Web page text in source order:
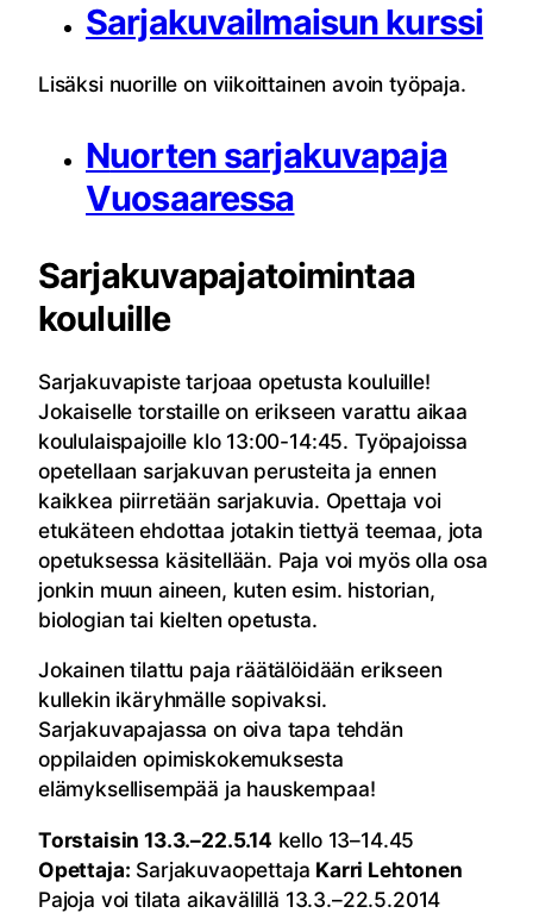
Sarjakuvailmaisun kurssi
Lisäksi nuorille on viikoittainen avoin työpaja.
Nuorten sarjakuvapaja
Vuosaaressa
Sarjakuvapajatoimintaa
kouluille
Sarjakuvapiste tarjoaa opetusta kouluille!
Jokaiselle torstaille on erikseen varattu aikaa
koululaispajoille klo 13:00-14:45. Työpajoissa
opetellaan sarjakuvan perusteita ja ennen
kaikkea piirretään sarjakuvia. Opettaja voi
etukäteen ehdottaa jotakin tiettyä teemaa, jota
opetuksessa käsitellään. Paja voi myös olla osa
jonkin muun aineen, kuten esim. historian,
biologian tai kielten opetusta.
Jokainen tilattu paja räätälöidään erikseen
kullekin ikäryhmälle sopivaksi.
Sarjakuvapajassa on oiva tapa tehdän
oppilaiden opimiskokemuksesta
elämyksellisempää ja hauskempaa!
Torstaisin 13.3.–22.5.14 kello 13–14.45
Opettaja: Sarjakuvaopettaja Karri Lehtonen
Pajoja voi tilata aikavälillä 13.3.–22.5.2014